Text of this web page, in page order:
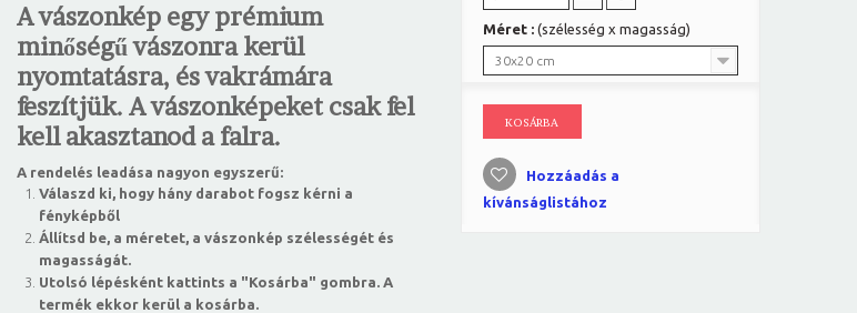
A vászonkép egy prémium
minőségű vászonra kerül
nyomtatásra, és vakrámára
feszítjük. A vászonképeket csak fel
kell akasztanod a falra.
A rendelés leadása nagyon egyszerű:
Válaszd ki, hogy hány darabot fogsz kérni a
fényképből
Állítsd be, a méretet, a vászonkép szélességét és
magasságát.
Utolsó lépésként kattints a "Kosárba" gombra. A
termék ekkor kerül a kosárba.
Méret : (szélesség x magasság)
30x20 cm
KOSÁRBA
Hozzáadás a
kívánságlistához